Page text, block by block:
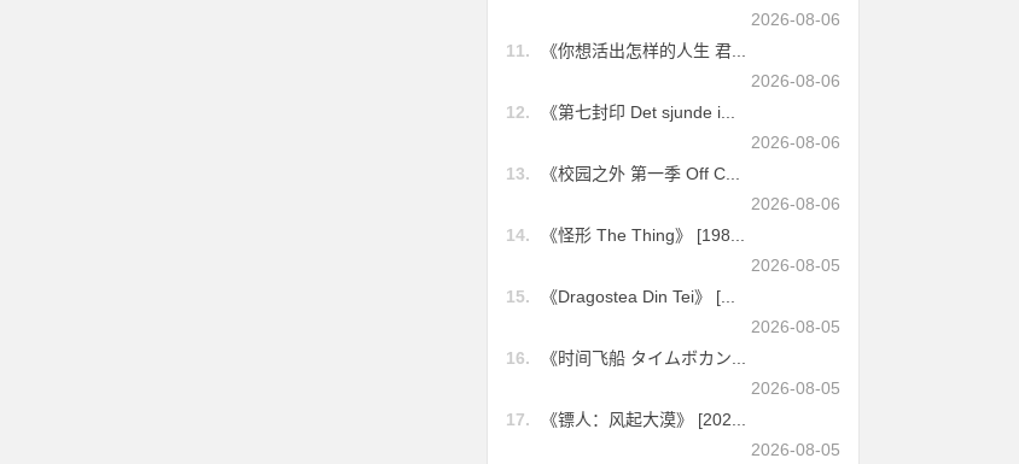
2026-08-06
11.
《你想活出怎样的人生 君...
2026-08-06
12.
《第七封印 Det sjunde i...
2026-08-06
13.
《校园之外 第一季 Off C...
2026-08-06
14.
《怪形 The Thing》 [198...
2026-08-05
15.
《Dragostea Din Tei》 [...
2026-08-05
16.
《时间飞船 タイムボカン...
2026-08-05
17.
《镖人：风起大漠》 [202...
2026-08-05